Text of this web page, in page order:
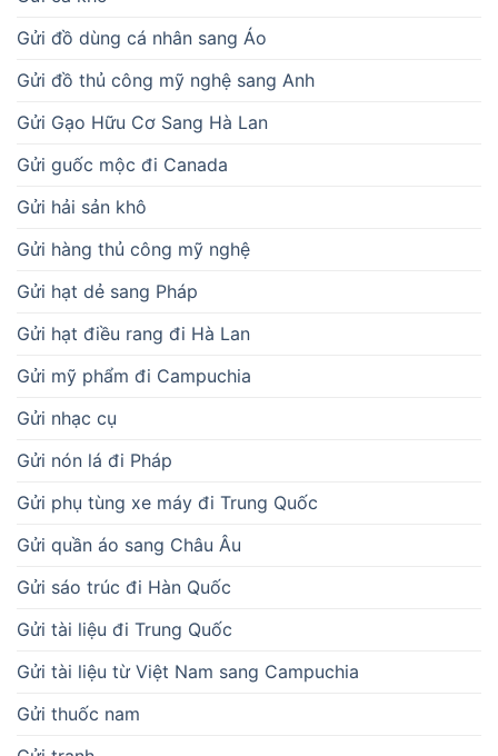
Gửi đồ dùng cá nhân sang Áo
Gửi đồ thủ công mỹ nghệ sang Anh
Gửi Gạo Hữu Cơ Sang Hà Lan
Gửi guốc mộc đi Canada
Gửi hải sản khô
Gửi hàng thủ công mỹ nghệ
Gửi hạt dẻ sang Pháp
Gửi hạt điều rang đi Hà Lan
Gửi mỹ phẩm đi Campuchia
Gửi nhạc cụ
Gửi nón lá đi Pháp
Gửi phụ tùng xe máy đi Trung Quốc
Gửi quần áo sang Châu Âu
Gửi sáo trúc đi Hàn Quốc
Gửi tài liệu đi Trung Quốc
Gửi tài liệu từ Việt Nam sang Campuchia
Gửi thuốc nam